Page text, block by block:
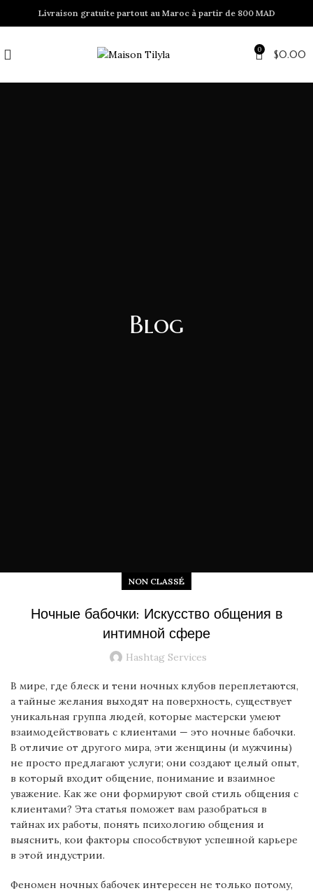
Livraison gratuite partout au Maroc à partir de 800 MAD
0 $0.00
Blog
NON CLASSÉ
Ночные бабочки: Искусство общения в
интимной сфере
Hashtag Services
В мире, где блеск и тени ночных клубов переплетаются,
а тайные желания выходят на поверхность, существует
уникальная группа людей, которые мастерски умеют
взаимодействовать с клиентами — это ночные бабочки.
В отличие от другого мира, эти женщины (и мужчины)
не просто предлагают услуги; они создают целый опыт,
в который входит общение, понимание и взаимное
уважение. Как же они формируют свой стиль общения с
клиентами? Эта статья поможет вам разобраться в
тайнах их работы, понять психологию общения и
выяснить, кои факторы способствуют успешной карьере
в этой индустрии.
Феномен ночных бабочек интересен не только потому,